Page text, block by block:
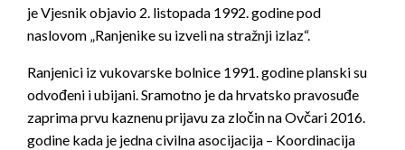
je Vjesnik objavio 2. listopada 1992. godine pod
naslovom „Ranjenike su izveli na stražnji izlaz“.
Ranjenici iz vukovarske bolnice 1991. godine planski su
odvođeni i ubijani. Sramotno je da hrvatsko pravosuđe
zaprima prvu kaznenu prijavu za zločin na Ovčari 2016.
godine kada je jedna civilna asocijacija – Koordinacija